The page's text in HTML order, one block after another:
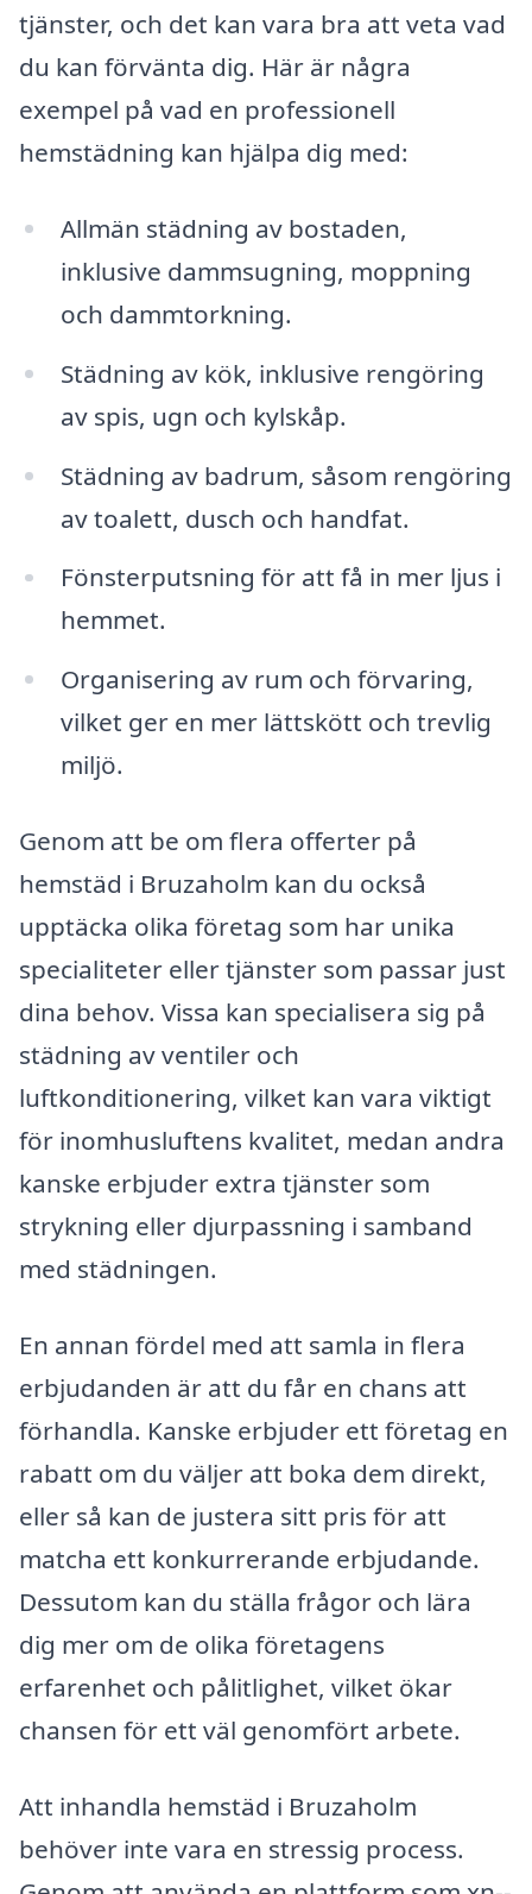
tjänster, och det kan vara bra att veta vad
du kan förvänta dig. Här är några
exempel på vad en professionell
hemstädning kan hjälpa dig med:
Allmän städning av bostaden,
inklusive dammsugning, moppning
och dammtorkning.
Städning av kök, inklusive rengöring
av spis, ugn och kylskåp.
Städning av badrum, såsom rengöring
av toalett, dusch och handfat.
Fönsterputsning för att få in mer ljus i
hemmet.
Organisering av rum och förvaring,
vilket ger en mer lättskött och trevlig
miljö.
Genom att be om flera offerter på
hemstäd i Bruzaholm kan du också
upptäcka olika företag som har unika
specialiteter eller tjänster som passar just
dina behov. Vissa kan specialisera sig på
städning av ventiler och
luftkonditionering, vilket kan vara viktigt
för inomhusluftens kvalitet, medan andra
kanske erbjuder extra tjänster som
strykning eller djurpassning i samband
med städningen.
En annan fördel med att samla in flera
erbjudanden är att du får en chans att
förhandla. Kanske erbjuder ett företag en
rabatt om du väljer att boka dem direkt,
eller så kan de justera sitt pris för att
matcha ett konkurrerande erbjudande.
Dessutom kan du ställa frågor och lära
dig mer om de olika företagens
erfarenhet och pålitlighet, vilket ökar
chansen för ett väl genomfört arbete.
Att inhandla hemstäd i Bruzaholm
behöver inte vara en stressig process.